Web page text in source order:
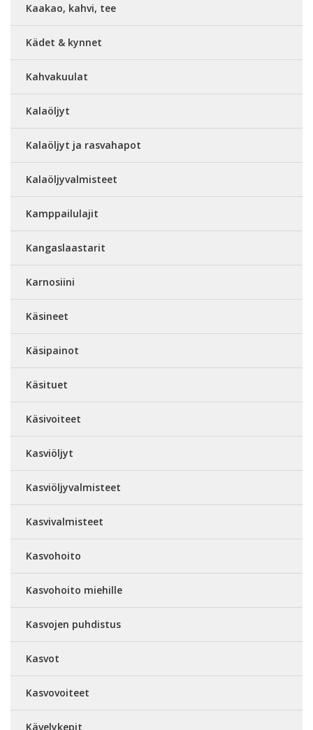
Kaakao, kahvi, tee
Kädet & kynnet
Kahvakuulat
Kalaöljyt
Kalaöljyt ja rasvahapot
Kalaöljyvalmisteet
Kamppailulajit
Kangaslaastarit
Karnosiini
Käsineet
Käsipainot
Käsituet
Käsivoiteet
Kasviöljyt
Kasviöljyvalmisteet
Kasvivalmisteet
Kasvohoito
Kasvohoito miehille
Kasvojen puhdistus
Kasvot
Kasvovoiteet
Kävelykepit